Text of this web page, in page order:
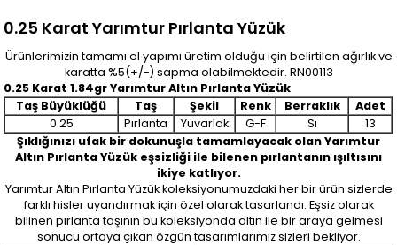
0.25 Karat Yarımtur Pırlanta Yüzük
Ürünlerimizin tamamı el yapımı üretim olduğu için belirtilen ağırlık ve
karatta %5(+/-) sapma olabilmektedir. RN00113
0.25 Karat 1.84gr Yarımtur Altın Pırlanta Yüzük
Taş Büyüklüğü
Taş Şekil Renk Berraklık
Adet
0.25
Pırlanta Yuvarlak G-F Sı
13
Şıklığınızı ufak bir dokunuşla tamamlayacak olan Yarımtur
Altın Pırlanta Yüzük eşsizliği ile bilenen pırlantanın ışıltısını
ikiye katlıyor.
Yarımtur Altın Pırlanta Yüzük koleksiyonumuzdaki her bir ürün sizlerde
farklı hisler uyandırmak için özel olarak tasarlandı. Eşsiz olarak
bilinen pırlanta taşının bu koleksiyonda altın ile bir araya gelmesi
sonucu ortaya çıkan özgün tasarımlarımız sizleri bekliyor.